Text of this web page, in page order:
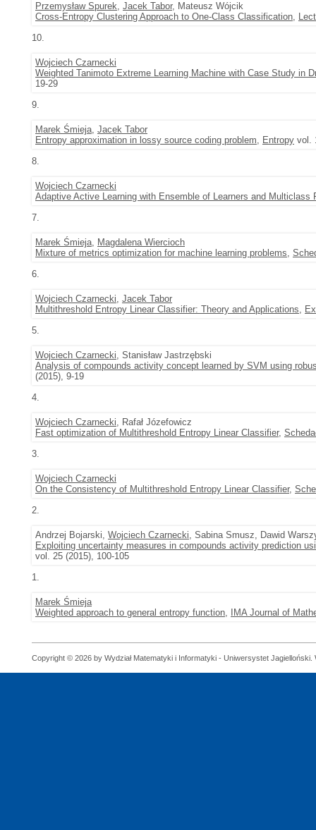
Przemysław Spurek, Jacek Tabor, Mateusz Wójcik
Cross-Entropy Clustering Approach to One-Class Classification,
10.
Wojciech Czarnecki
Weighted Tanimoto Extreme Learning Machine with Case Study in
19-29
9.
Marek Śmieja, Jacek Tabor
Entropy approximation in lossy source coding problem, Entropy vol.
8.
Wojciech Czarnecki
Adaptive Active Learning with Ensemble of Learners and Multiclass
7.
Marek Śmieja, Magdalena Wiercioch
Mixture of metrics optimization for machine learning problems,
6.
Wojciech Czarnecki, Jacek Tabor
Multithreshold Entropy Linear Classifier: Theory and Applications,
5.
Wojciech Czarnecki, Stanisław Jastrzębski
Analysis of compounds activity concept learned by SVM using
(2015), 9-19
4.
Wojciech Czarnecki, Rafał Józefowicz
Fast optimization of Multithreshold Entropy Linear Classifier,
3.
Wojciech Czarnecki
On the Consistency of Multithreshold Entropy Linear Classifier,
2.
Andrzej Bojarski, Wojciech Czarnecki, Sabina Smusz, Dawid
Exploiting uncertainty measures in compounds activity prediction
vol. 25 (2015), 100-105
1.
Marek Śmieja
Weighted approach to general entropy function, IMA Journal of
Copyright © 2026 by Wydział Matematyki i Informatyki - Uniwersystet